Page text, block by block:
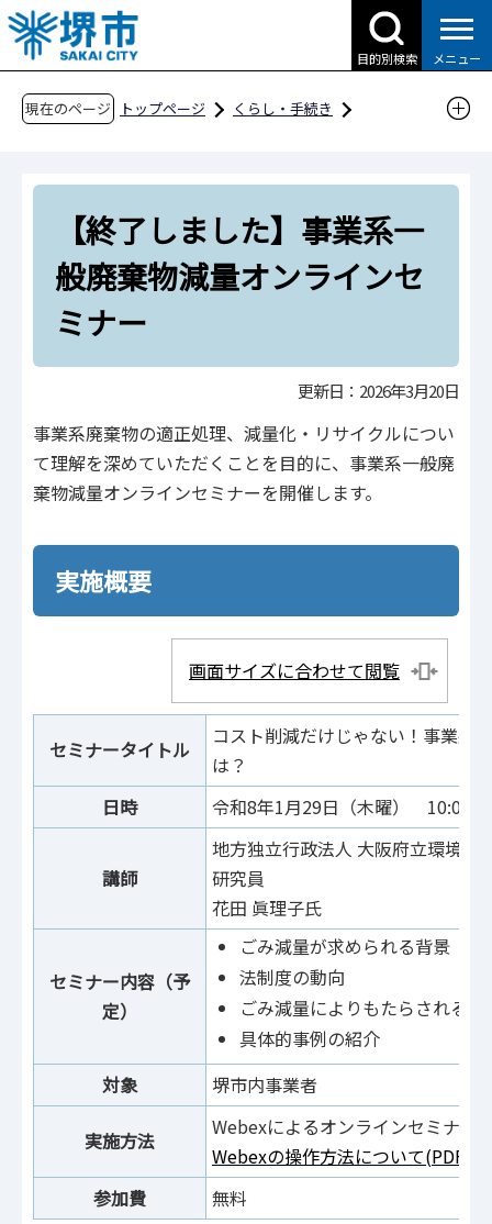
こ
の
ペ
目的別検索 メニュー
現在のページ トップページ
くらし・手続き
事業所から出るごみ
【終了しました】事業系一般廃棄物減量オンラ
インセミナー
【終了しました】事業系一
般廃棄物減量オンラインセ
ミナー
更新日：2026年3月20日
事業系廃棄物の適正処理、減量化・リサイクルについ
て理解を深めていただくことを目的に、事業系一般廃
棄物減量オンラインセミナーを開催します。
実施概要
画面サイズに合わせて閲覧
セミナータイトル
コスト削減だけじゃない！事業系
は？
日時
令和8年1月29日（木曜） 10:00
講師
地方独立行政法人 大阪府立環境
研究員
花田 眞理子氏
セミナー内容（予
定）
ごみ減量が求められる背景
法制度の動向
ごみ減量によりもたらされるメ
具体的事例の紹
対象
堺市内事業者
実施方法
Webexによるオンラインセミナー
Webexの操作方法について
参加費
無料